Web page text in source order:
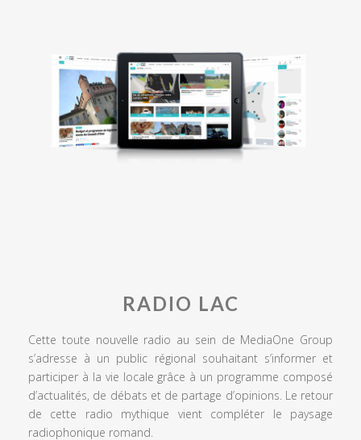
RADIO LAC
Cette toute nouvelle radio au sein de MediaOne Group
s’adresse à un public régional souhaitant s’informer et
participer à la vie locale grâce à un programme composé
d’actualités, de débats et de partage d’opinions. Le retour
de cette radio mythique vient compléter le paysage
radiophonique romand.